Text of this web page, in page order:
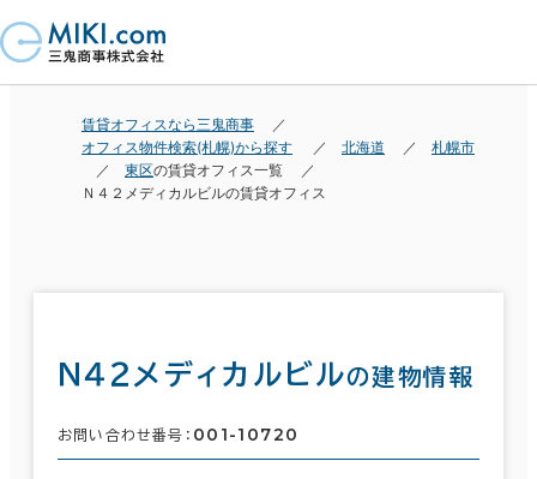
賃貸オフィスなら三鬼商事
オフィス物件検索(札幌)から探す
北海道
札幌市
東区の賃貸オフィス一覧
Ｎ４２メディカルビルの賃貸オフィス
Ｎ４２メディカルビルの建物情報
お問い合わせ番号： 001-10720